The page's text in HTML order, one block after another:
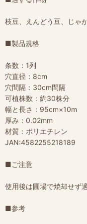
枝豆、えんどう豆、じゃ
■製品規格
条数：1列
穴直径：8cm
穴間隔：30cm間隔
可植株数：約30株分
幅と長さ：95cm×10m
厚み：0.02mm
材質：ポリエチレン
JAN:4582255218189
■ご注意
使用後は圃場で焼却せず
■参考